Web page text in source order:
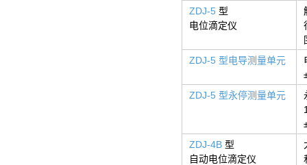
ZDJ-5 型
电位滴定仪
ZDJ-5 型电导测量单元
ZDJ-5 型永停测量单元
ZDJ-4B 型
自动电位滴定仪